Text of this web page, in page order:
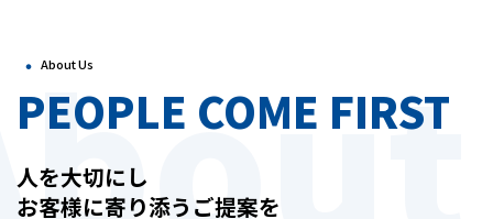
・ About Us
PEOPLE COME FIRST
人を大切にし
お客様に寄り添うご提案を